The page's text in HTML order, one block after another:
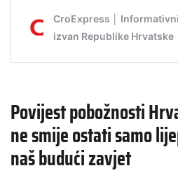
Povijest pobožnosti
ne smije ostati samo
naš budući zavjet